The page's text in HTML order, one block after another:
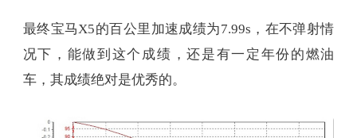
最终宝马X5的百公里加速成绩为7.99s，在不弹射情
况下，能做到这个成绩，还是有一定年份的燃油
车，其成绩绝对是优秀的。